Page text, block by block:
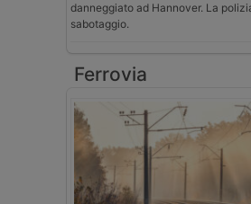
danneggiato ad Hannover. La
sabotaggio.
Ferrovia